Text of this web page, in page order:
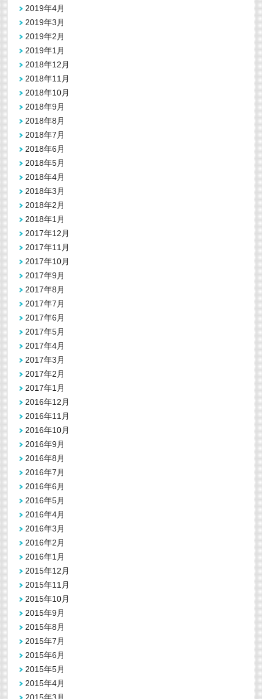
2019年4月
2019年3月
2019年2月
2019年1月
2018年12月
2018年11月
2018年10月
2018年9月
2018年8月
2018年7月
2018年6月
2018年5月
2018年4月
2018年3月
2018年2月
2018年1月
2017年12月
2017年11月
2017年10月
2017年9月
2017年8月
2017年7月
2017年6月
2017年5月
2017年4月
2017年3月
2017年2月
2017年1月
2016年12月
2016年11月
2016年10月
2016年9月
2016年8月
2016年7月
2016年6月
2016年5月
2016年4月
2016年3月
2016年2月
2016年1月
2015年12月
2015年11月
2015年10月
2015年9月
2015年8月
2015年7月
2015年6月
2015年5月
2015年4月